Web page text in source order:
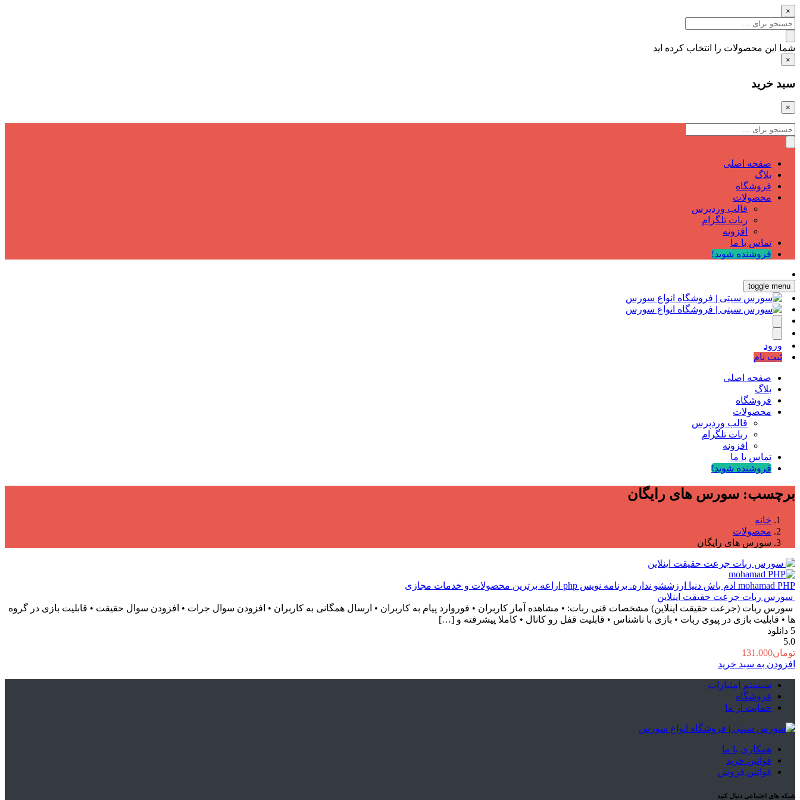
×
شما این محصولات را انتخاب کرده اید
×
سبد خرید
×
صفحه اصلی
بلاگ
فروشگاه
محصولات
قالب وردپرس
ربات تلگرام
افزونه
تماس با ما
فروشنده شوید!
toggle menu
ورود
ثبت نام
صفحه اصلی
بلاگ
فروشگاه
محصولات
قالب وردپرس
ربات تلگرام
افزونه
تماس با ما
فروشنده شوید!
برچسب: سورس های رایگان
خانه
محصولات
سورس های رایگان
mohamad PHP ادم باش دنیا ارزششو نداره. برنامه نویس php اراعه برترین محصولات و خدمات مجازی
سورس ربات جرعت حقیقت اینلاین
سورس ربات (جرعت حقیقت اینلاین) مشخصات فنی ربات: • مشاهده آمار کاربران • فوروارد پیام به کاربران • ارسال همگانی به کاربران • افزودن سوال جرات • افزودن سوال حقیقت • قابلیت بازی در گروه
ها • قابلیت بازی در پیوی ربات • بازی با ناشناس • قابلیت قفل رو کانال • کاملا پیشرفته و […]
5 دانلود
5.0
تومان131.000
افزودن به سبد خرید
سیستم امتیازات
فروشگاه
حمایت از ما
همکاری با ما
قوانین خرید
قوانین فروش
شبکه های اجتماعی دنبال کنید